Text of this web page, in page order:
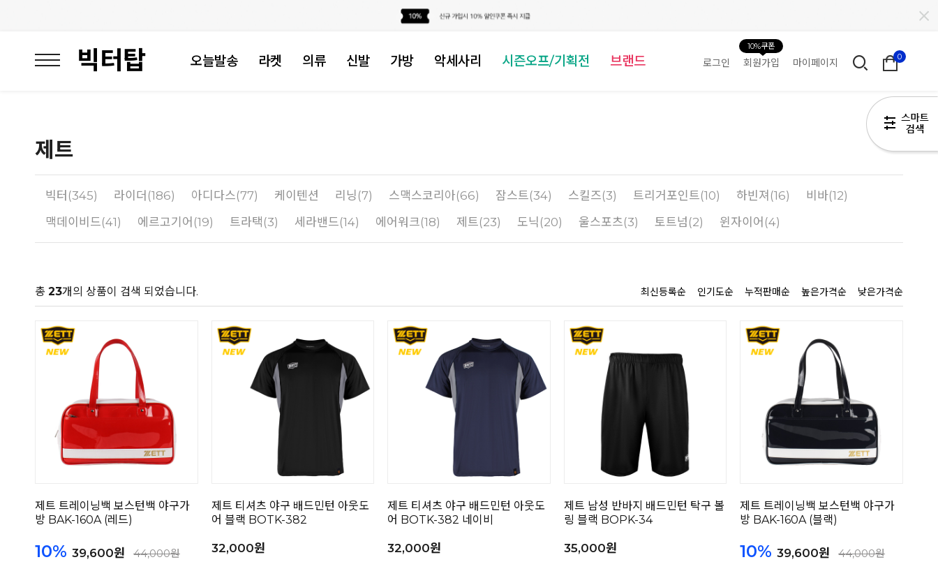
빅터탑 오늘발송 라켓 의류 신발 가방 악세사리 시즌오프/기획전 브랜드 로그인 회원가입
10%쿠폰
마이페이지 0
제트
빅터(345) 라이더(186) 아디다스(77) 케이텐션 리닝(7) 스맥스코리아(66) 잠스트(34) 스킬즈(3) 트리거포인트(10) 하빈져(16)
비바(12)
맥데이비드(41)
에르고기어(19) 트라택(3) 세라밴드(14) 에어워크(18) 제트(23) 도닉(20) 울스포츠(3) 토트넘(2) 윈자이어(4)
총 23개의 상품이 검색 되었습니다. 최신등록순 인기도순 누적판매순 높은가격순 낮은가격순
제트 트레이닝백 보스턴백 야구가
방 BAK-160A (레드)
10% 39,600원 44,000원
제트 티셔츠 야구 배드민턴 아웃도
어 블랙 BOTK-382
32,000원
제트 티셔츠 야구 배드민턴 아웃도
어 BOTK-382 네이비
32,000원
제트 남성 반바지 배드민턴 탁구 볼
링 블랙 BOPK-34
35,000원
제트 트레이닝백 보스턴백 야구가
방 BAK-160A (블랙)
10% 39,600원 44,000원